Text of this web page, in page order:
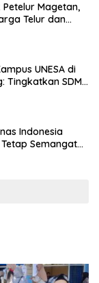
Magetan,
Telur dan
UNESA di
Tingkatkan SDM
Indonesia
Semangat